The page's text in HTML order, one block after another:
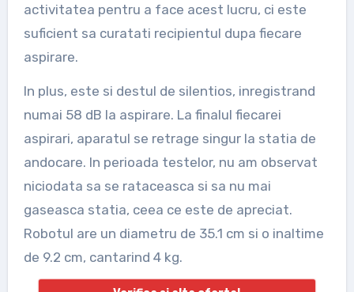
activitatea pentru a face acest lucru, ci este
suficient sa curatati recipientul dupa fiecare
aspirare.
In plus, este si destul de silentios, inregistrand
numai 58 dB la aspirare. La finalul fiecarei
aspirari, aparatul se retrage singur la statia de
andocare. In perioada testelor, nu am observat
niciodata sa se rataceasca si sa nu mai
gaseasca statia, ceea ce este de apreciat.
Robotul are un diametru de 35.1 cm si o inaltime
de 9.2 cm, cantarind 4 kg.